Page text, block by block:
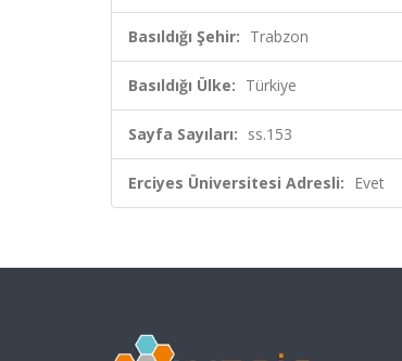
Basıldığı Şehir: Trabzon
Basıldığı Ülke: Türkiye
Sayfa Sayıları: ss.153
Erciyes Üniversitesi Adresli: Evet